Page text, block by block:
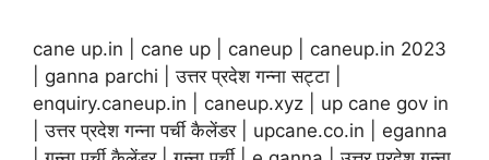
cane up.in | cane up | caneup | caneup.in 2023
| ganna parchi | उत्तर प्रदेश गन्ना सट्टा |
enquiry.caneup.in | caneup.xyz | up cane gov in
| उत्तर प्रदेश गन्ना पर्ची कैलेंडर | upcane.co.in | eganna